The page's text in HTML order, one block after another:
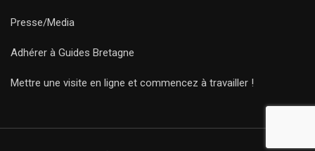
Presse/Media
Adhérer à Guides Bretagne
Mettre une visite en ligne et commencez à travailler !